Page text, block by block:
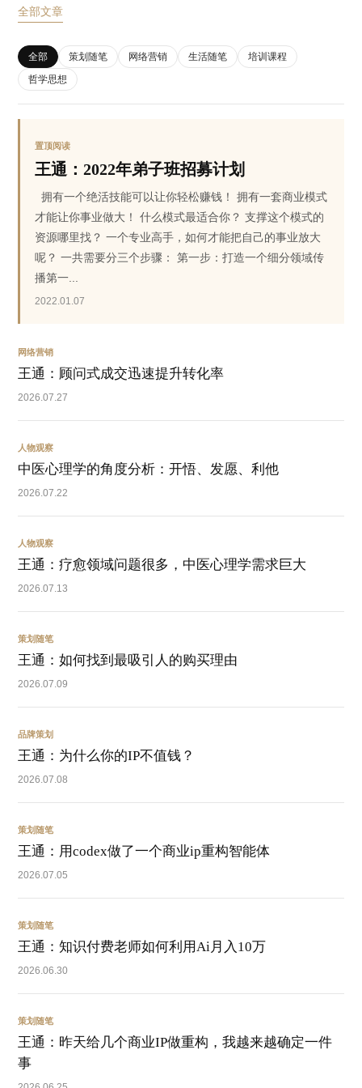
全部文章
全部 策划随笔 网络营销 生活随笔
培训课程
哲学思想
置顶阅读
王通：2022年弟子班招募计划
拥有一个绝活技能可以让你轻松赚钱！ 拥有一套商业模式
才能让你事业做大！ 什么模式最适合你？ 支撑这个模式的
资源哪里找？ 一个专业高手，如何才能把自己的事业放大
呢？ 一共需要分三个步骤： 第一步：打造一个细分领域传
播第一...
2022.01.07
网络营销
王通：顾问式成交迅速提升转化率
2026.07.27
人物观察
中医心理学的角度分析：开悟、发愿、利他
2026.07.22
人物观察
王通：疗愈领域问题很多，中医心理学需求巨大
2026.07.13
策划随笔
王通：如何找到最吸引人的购买理由
2026.07.09
品牌策划
王通：为什么你的IP不值钱？
2026.07.08
策划随笔
王通：用codex做了一个商业ip重构智能体
2026.07.05
策划随笔
王通：知识付费老师如何利用Ai月入10万
2026.06.30
策划随笔
王通：昨天给几个商业IP做重构，我越来越确定一件
事